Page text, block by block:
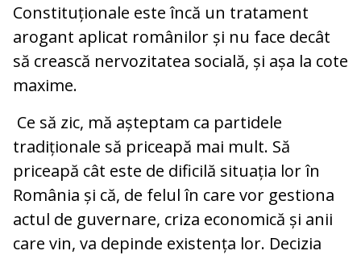
Constituționale este încă un tratament
arogant aplicat românilor și nu face decât
să crească nervozitatea socială, și așa la cote
maxime.
Ce să zic, mă așteptam ca partidele
tradiționale să priceapă mai mult. Să
priceapă cât este de dificilă situația lor în
România și că, de felul în care vor gestiona
actul de guvernare, criza economică și anii
care vin, va depinde existența lor. Decizia